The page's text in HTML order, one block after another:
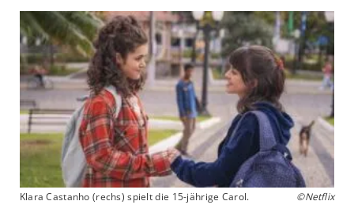
Klara Castanho (rechs) spielt die 15-jährige Carol. ©Netflix